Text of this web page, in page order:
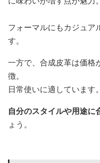
フォーマルにもカジュア
す。
一方で、合成皮革は価格
徴。
日常使いに適しています。
自分のスタイルや用途に
ょう。